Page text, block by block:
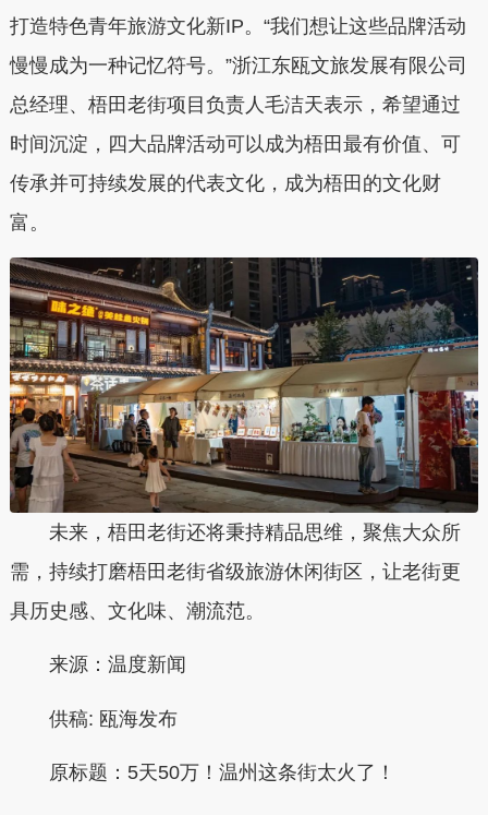
打造特色青年旅游文化新IP。“我们想让这些品牌活动
慢慢成为一种记忆符号。”浙江东瓯文旅发展有限公司
总经理、梧田老街项目负责人毛洁天表示，希望通过
时间沉淀，四大品牌活动可以成为梧田最有价值、可
传承并可持续发展的代表文化，成为梧田的文化财
富。
未来，梧田老街还将秉持精品思维，聚焦大众所
需，持续打磨梧田老街省级旅游休闲街区，让老街更
具历史感、文化味、潮流范。
来源：温度新闻
供稿: 瓯海发布
原标题： 5天50万！温州这条街太火了！